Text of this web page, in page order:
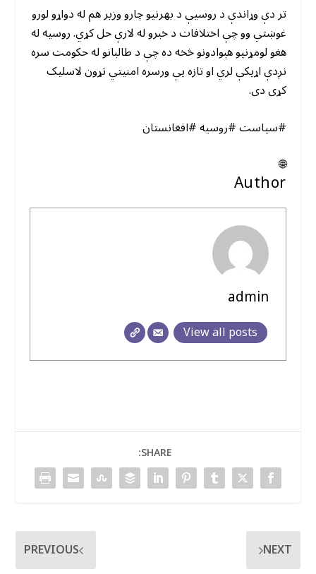
تر دې وړاندې د روسیې د بهرنیو چارو وزیر هم له دواړو لورو
غوښتي وو چې اختلافات د خبرو له لارې حل کړي. روسیه له
هغو لومړنیو هېوادونو څخه ده چې د طالبانو له حکومت سره
نږدې اړیکې لري او تازه یې ورسره امنیتي تړون لاسلیک
کړی دی.
#سیاست #روسیه #افغانستان
🌐
Author
admin
View all posts
SHARE:
PREVIOUS
NEXT